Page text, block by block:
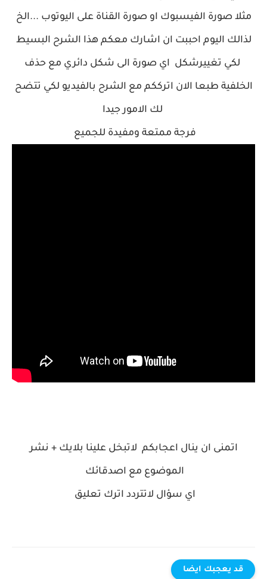
مثلا صورة الفيسبوك او صورة القناة على اليوتوب ...الخ
لذالك اليوم احببت ان اشارك معكم هذا الشرح البسيط
لكي تغييرشكل اي صورة الى شكل دائري مع حذف
الخلفية طبعا الان اترككم مع الشرح بالفيديو لكي تتضح
لك الامور جيدا
فرجة ممتعة ومفيدة للجميع
اتمنى ان ينال اعجابكم لاتبخل علينا بلايك + نشر
الموضوع مع اصدقائك
اي سؤال لاتتردد اترك تعليق
قد يعجبك ايضا